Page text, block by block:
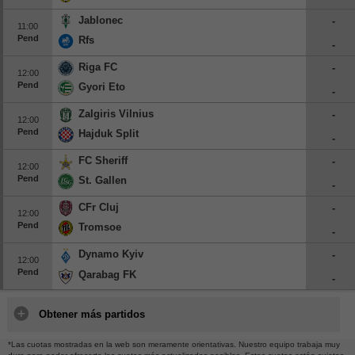
11:00
Pend
Jablonec
Rfs
-
-
12:00
Pend
Riga FC
Gyori Eto
-
-
12:00
Pend
Zalgiris Vilnius
Hajduk Split
-
-
12:00
Pend
FC Sheriff
St. Gallen
-
-
12:00
Pend
CFr Cluj
Tromsoe
-
-
12:00
Pend
Dynamo Kyiv
Qarabag FK
-
-
Obtener más partidos
*Las cuotas mostradas en la web son meramente orientativas. Nuestro equipo trabaja muy